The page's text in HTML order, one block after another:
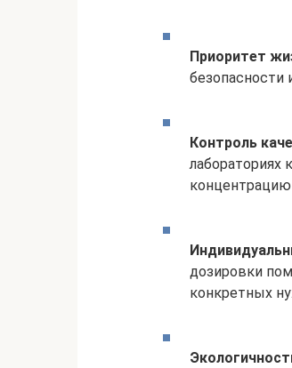
Приоритет
безопасности
Контроль
лабораториях
дозировки
конкретных